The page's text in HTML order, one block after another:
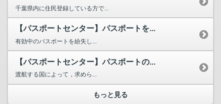
千葉県内に住民登録している方で...
【パスポートセンター】パスポートを...
有効中のパスポートを紛失し...
【パスポートセンター】パスポートの...
渡航する国によって，求めら...
もっと見る